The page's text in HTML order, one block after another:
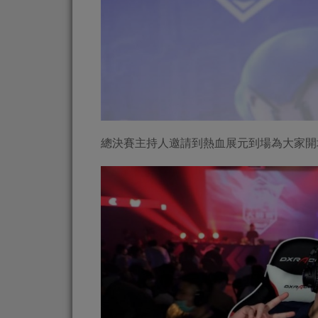
總決賽主持人邀請到熱血展元到場為大家